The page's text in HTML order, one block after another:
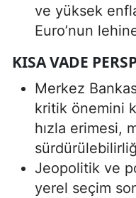
ve yüksek
Euro’nun
KISA VADE
Merkez
kritik önemini
hızla erimesi,
Jeopolitik ve
yerel seçim